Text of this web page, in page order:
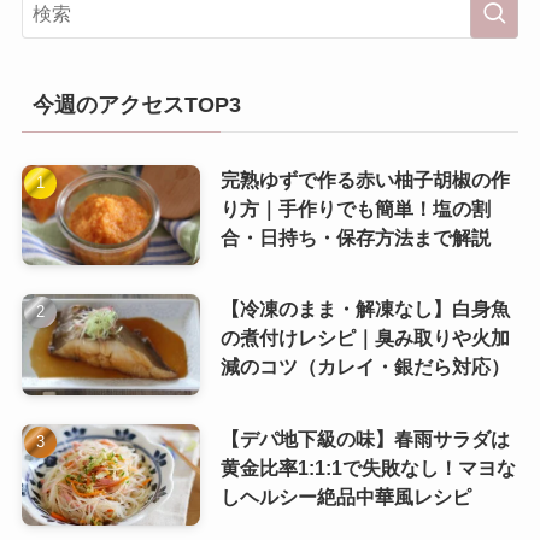
今週のアクセスTOP3
完熟ゆずで作る赤い柚子胡椒の作
り方｜手作りでも簡単！塩の割
合・日持ち・保存方法まで解説
【冷凍のまま・解凍なし】白身魚
の煮付けレシピ｜臭み取りや火加
減のコツ（カレイ・銀だら対応）
【デパ地下級の味】春雨サラダは
黄金比率1:1:1で失敗なし！マヨな
しヘルシー絶品中華風レシピ